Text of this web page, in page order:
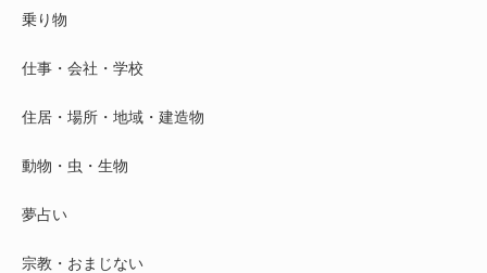
乗り物
仕事・会社・学校
住居・場所・地域・建造物
動物・虫・生物
夢占い
宗教・おまじない